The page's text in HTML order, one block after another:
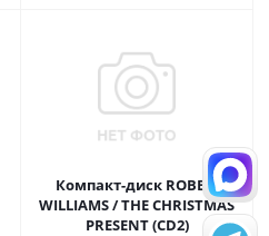
Компакт-диск ROBBIE
WILLIAMS / THE CHRISTMAS
PRESENT (CD2)